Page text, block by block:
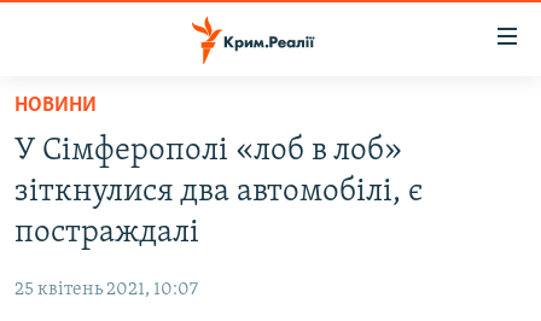
Перейти
основного
матеріалу
до
основної
НОВИНИ
ВОДА.КРИМ
ВІДЕО ТА ФОТО
БЛОГИ
НОВИНИ
У Сімферополі «лоб в лоб»
зіткнулися два автомобілі, є
постраждалі
25 квітень 2021, 10:07